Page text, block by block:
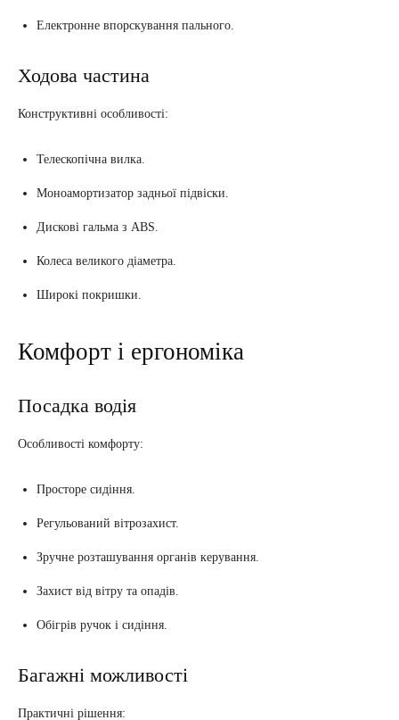
Електронне впорскування пального.
Ходова частина
Конструктивні особливості:
Телескопічна вилка.
Моноамортизатор задньої підвіски.
Дискові гальма з ABS.
Колеса великого діаметра.
Широкі покришки.
Комфорт і ергономіка
Посадка водія
Особливості комфорту:
Просторе сидіння.
Регульований вітрозахист.
Зручне розташування органів керування.
Захист від вітру та опадів.
Обігрів ручок і сидіння.
Багажні можливості
Практичні рішення: